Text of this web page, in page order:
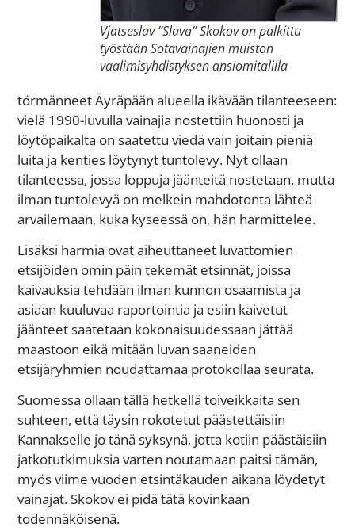
Vjatseslav ”Slava” Skokov on palkittu
työstään Sotavainajien muiston
vaalimisyhdistyksen ansiomitalilla
törmänneet Äyräpään alueella ikävään tilanteeseen:
vielä 1990-luvulla vainajia nostettiin huonosti ja
löytöpaikalta on saatettu viedä vain joitain pieniä
luita ja kenties löytynyt tuntolevy. Nyt ollaan
tilanteessa, jossa loppuja jäänteitä nostetaan, mutta
ilman tuntolevyä on melkein mahdotonta lähteä
arvailemaan, kuka kyseessä on, hän harmittelee.
Lisäksi harmia ovat aiheuttaneet luvattomien
etsijöiden omin päin tekemät etsinnät, joissa
kaivauksia tehdään ilman kunnon osaamista ja
asiaan kuuluvaa raportointia ja esiin kaivetut
jäänteet saatetaan kokonaisuudessaan jättää
maastoon eikä mitään luvan saaneiden
etsijäryhmien noudattamaa protokollaa seurata.
Suomessa ollaan tällä hetkellä toiveikkaita sen
suhteen, että täysin rokotetut päästettäisiin
Kannakselle jo tänä syksynä, jotta kotiin päästäisiin
jatkotutkimuksia varten noutamaan paitsi tämän,
myös viime vuoden etsintäkauden aikana löydetyt
vainajat. Skokov ei pidä tätä kovinkaan
todennäköisenä.